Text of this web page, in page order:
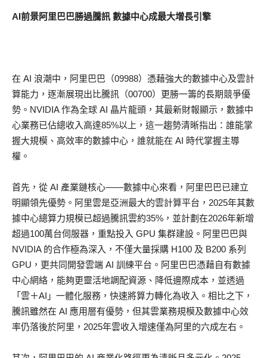
AI前景阿里巴巴勝過騰訊 數據中心成最大增長引擎
在 AI 浪潮中，阿里巴巴（09988）憑藉強大的數據中心及雲計
算能力，逐漸展現出比騰訊（00700）更勝一籌的長期競爭優
勢。NVIDIA 作為全球 AI 晶片龍頭，其最新財報顯示，數據中
心業務已佔總收入高達85%以上，這一趨勢清晰指出：誰能掌
握大規模、高效率的數據中心，誰就能在 AI 時代掌握主導
權。
首先，從 AI 產業鏈核心——數據中心來看，阿里巴巴已建立
明顯領先優勢。阿里雲是亞洲最大的雲計算平台，2025年其數
據中心總算力規模已超過騰訊雲約35%，並計劃在2026年新增
超過100萬台伺服器，重點投入 GPU 集群建設。阿里巴巴與
NVIDIA 的合作極為深入，不僅大量採購 H100 及 B200 系列
GPU，更共同開發雲端 AI 訓練平台。阿里巴巴憑藉自有數據
中心網絡，能夠更靈活地調配資源、降低邊際成本，並透過
「雲＋AI」一體化服務，快速將算力轉化為收入。相比之下，
騰訊雖然在 AI 應用層有優勢，但其雲業務規模及數據中心效
率仍落後於阿里，2025年雲收入增速僅為阿里的六成左右。